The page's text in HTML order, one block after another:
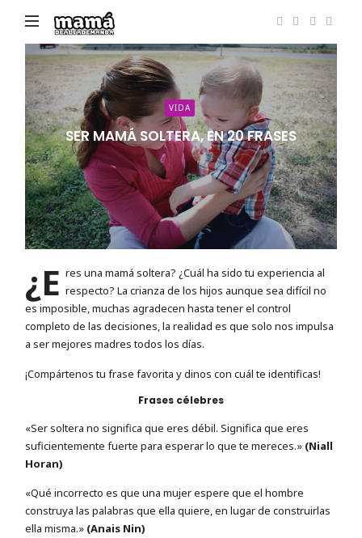
de
Alta
Demanda
VIDA
SER MAMÁ SOLTERA, EN 20 FRASES
¿E res una mamá soltera? ¿Cuál ha sido tu experiencia al
respecto? La crianza de los hijos aunque sea difícil no
es imposible, muchas agradecen hasta tener el control
completo de las decisiones, la realidad es que solo nos impulsa
a ser mejores madres todos los días.
¡Compártenos tu frase favorita y dinos con cuál te identificas!
Frases célebres
«Ser soltera no significa que eres débil. Significa que eres
suficientemente fuerte para esperar lo que te mereces.» (Niall
Horan)
«Qué incorrecto es que una mujer espere que el hombre
construya las palabras que ella quiere, en lugar de construirlas
ella misma.» (Anais Nin)